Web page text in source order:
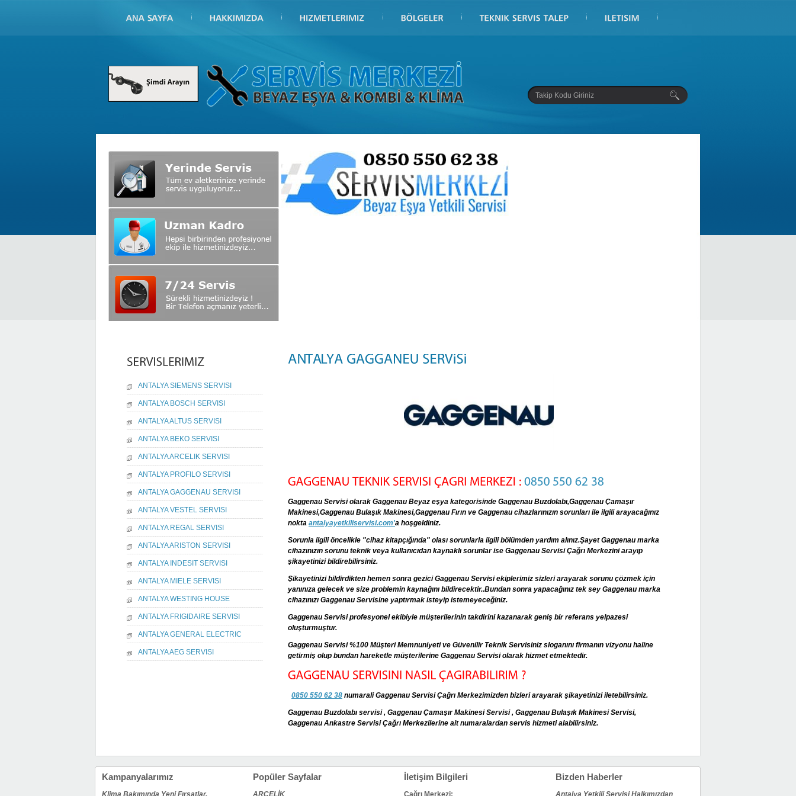
ANTALYA SIEMENS SERVISI
ANTALYA BOSCH SERVISI
ANTALYA ALTUS SERVISI
ANTALYA BEKO SERVISI
ANTALYA ARCELIK SERVISI
ANTALYA PROFILO SERVISI
ANTALYA GAGGENAU SERVISI
ANTALYA VESTEL SERVISI
ANTALYA REGAL SERVISI
ANTALYA ARISTON SERVISI
ANTALYA INDESIT SERVISI
ANTALYA MIELE SERVISI
ANTALYA WESTING HOUSE
ANTALYA FRIGIDAIRE SERVISI
ANTALYA GENERAL ELECTRIC
ANTALYA AEG SERVISI
Gaggenau Servisi olarak Gaggenau Beyaz eşya kategorisinde Gaggenau Buzdolabı,Gaggenau Çamaşır
Makinesi,Gaggenau Bulaşık Makinesi,Gaggenau Fırın ve Gaggenau cihazlarınızın sorunları ile ilgili arayacağınız
nokta antalyayetkiliservisi.com'a hoşgeldiniz.
Sorunla ilgili öncelikle "cihaz kitapçığında" olası sorunlarla ilgili bölümden yardım alınız.Şayet Gaggenau marka
cihazınızın sorunu teknik veya kullanıcıdan kaynaklı sorunlar ise Gaggenau Servisi Çağrı Merkezini arayıp
şikayetinizi bildirebilirsiniz.
Şikayetinizi bildirdikten hemen sonra gezici Gaggenau Servisi ekiplerimiz sizleri arayarak sorunu çözmek için
yanınıza gelecek ve size problemin kaynağını bildirecektir..Bundan sonra yapacağınız tek sey Gaggenau marka
cihazınızı Gaggenau Servisine yaptırmak isteyip istemeyeceğiniz.
Gaggenau Servisi profesyonel ekibiyle müşterilerinin takdirini kazanarak geniş bir referans yelpazesi
oluşturmuştur.
Gaggenau Servisi %100 Müşteri Memnuniyeti ve Güvenilir Teknik Servisiniz sloganını firmanın vizyonu haline
getirmiş olup bundan hareketle müşterilerine Gaggenau Servisi olarak hizmet etmektedir.
0850 550 62 38 numarali Gaggenau Servisi Çağrı Merkezimizden bizleri arayarak şikayetinizi iletebilirsiniz.
Gaggenau Buzdolabı servisi , Gaggenau Çamaşır Makinesi Servisi , Gaggenau Bulaşık Makinesi Servisi,
Gaggenau Ankastre Servisi Çağrı Merkezilerine ait numaralardan servis hizmeti alabilirsiniz.
Kampanyalarımız
Klima Bakımında Yeni Fırsatlar.
Popüler Sayfalar
ARÇELİK
İletişim Bilgileri
Çağrı Merkezi:
Bizden Haberler
Antalya Yetkili Servisi Halkımızdan